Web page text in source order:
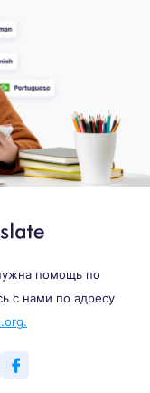
помощь по
с нами по адресу